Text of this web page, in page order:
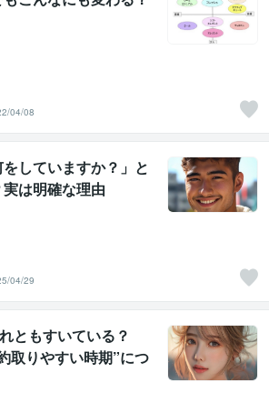
04/08
していますか？」と
は明確な理由
ました。
04/29
ともすいている？
取りやすい時期”につ
た